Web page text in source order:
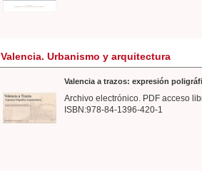
Valencia. Urbanismo y arquitectura
Valencia a trazos: expresión
Archivo electrónico. PDF acceso
ISBN:978-84-1396-420-1